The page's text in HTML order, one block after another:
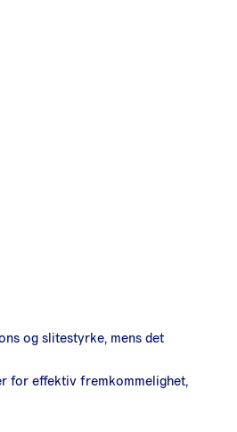
og slitestyrke, mens det
for effektiv fremkommelighet,